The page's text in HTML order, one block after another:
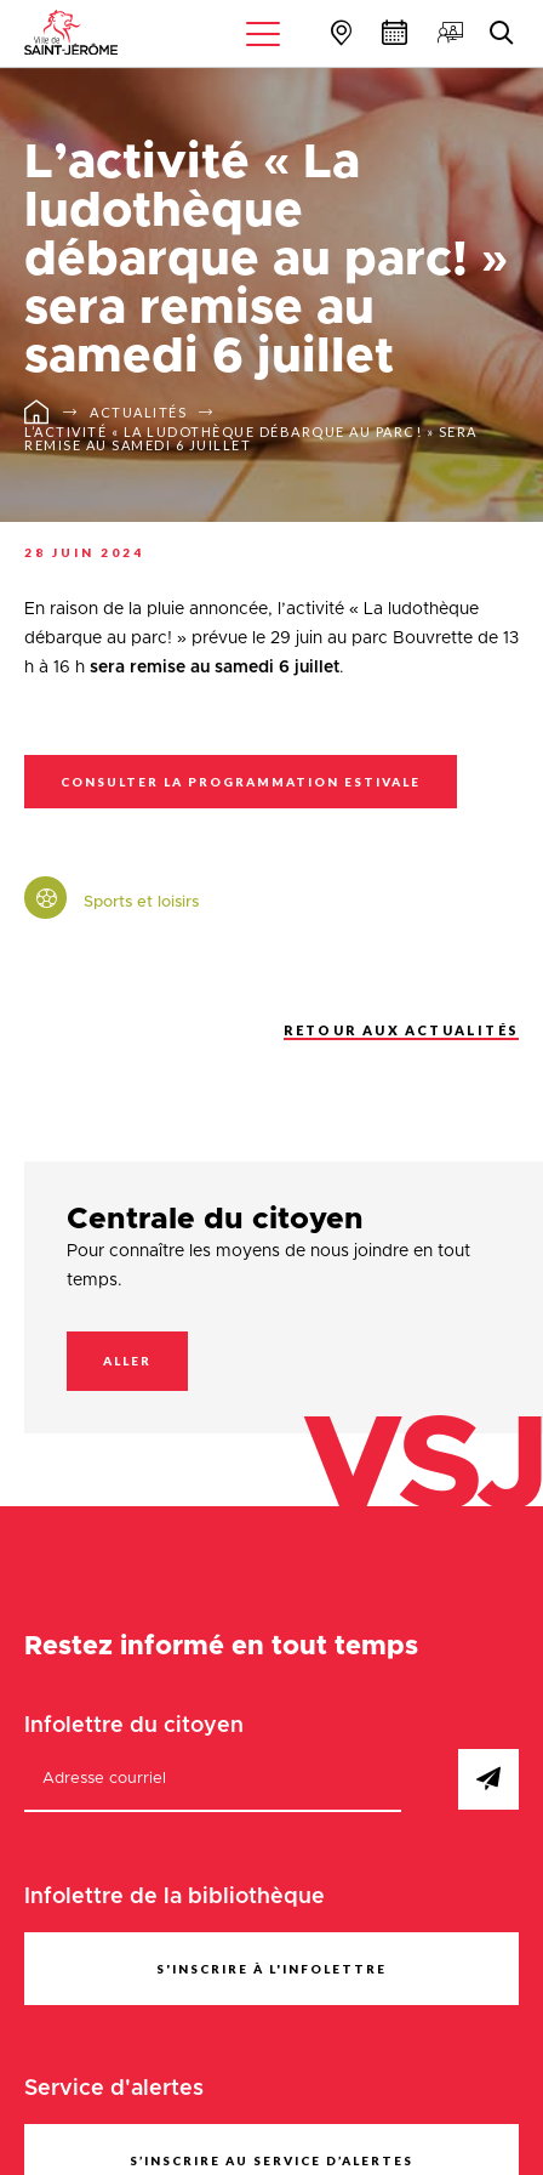
L’activité « La
ludothèque
débarque au parc! »
sera remise au
samedi 6 juillet
ACTUALITÉS
L’ACTIVITÉ « LA LUDOTHÈQUE DÉBARQUE AU PARC! » SERA
REMISE AU SAMEDI 6 JUILLET
28 JUIN 2024
En raison de la pluie annoncée, l’activité « La ludothèque
débarque au parc! » prévue le 29 juin au parc Bouvrette de 13
h à 16 h sera remise au samedi 6 juillet.
CONSULTER LA PROGRAMMATION ESTIVALE
Sports et loisirs
RETOUR AUX ACTUALITÉS
Centrale du citoyen
Pour connaître les moyens de nous joindre en tout
temps.
ALLER
VSJ
Restez informé en tout temps
Infolettre du citoyen
Infolettre de la bibliothèque
S'INSCRIRE À L'INFOLETTRE
Service d'alertes
S’INSCRIRE AU SERVICE D’ALERTES